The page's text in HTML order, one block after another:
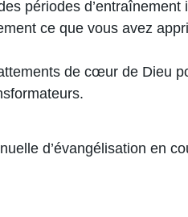
périodes d’entraînement
ce que vous avez
de cœur de Dieu
d’évangélisation en